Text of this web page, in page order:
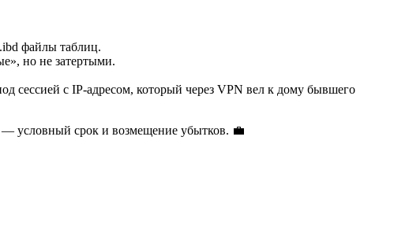
файлы таблиц.
но не затертыми.
сессией с IP-адресом, который через VPN вел к дому бывшего
— условный срок и возмещение убытков. 💼